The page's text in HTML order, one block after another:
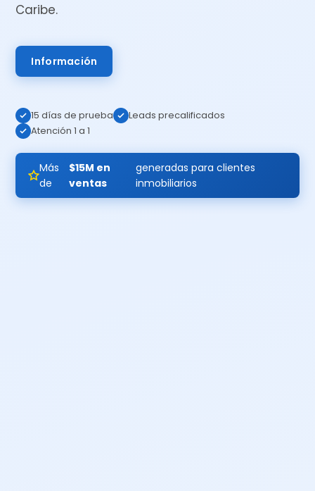
Caribe.
Información
15 días de prueba
Leads precalificados
Atención 1 a 1
Más
de
$15M en
ventas
generadas para clientes
inmobiliarios